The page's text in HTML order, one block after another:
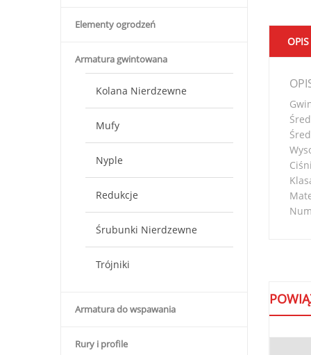
Elementy ogrodzeń
Armatura gwintowana
Kolana Nierdzewne
Mufy
Nyple
Redukcje
Śrubunki Nierdzewne
Trójniki
Armatura do wspawania
Rury i profile
OPIS